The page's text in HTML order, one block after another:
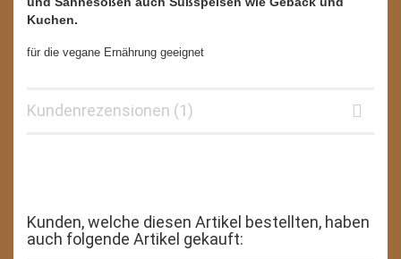
Kuchen.
für die vegane Ernährung geeignet
Kundenrezensionen (1)
Kunden, welche diesen Artikel bestellten, haben
auch folgende Artikel gekauft: